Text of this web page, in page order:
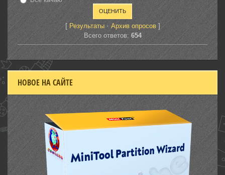
[ Результаты· Архив опросов]
Всего ответов: 654
НОВОЕ НА САЙТЕ